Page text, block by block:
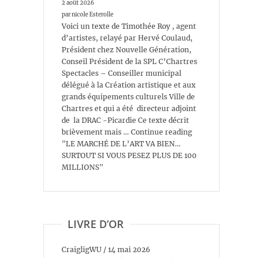
2 août 2026
par nicole Esterolle
Voici un texte de Timothée Roy , agent
d’artistes, relayé par Hervé Coulaud,
Président chez Nouvelle Génération,
Conseil Président de la SPL C’Chartres
Spectacles – Conseiller municipal
délégué à la Création artistique et aux
grands équipements culturels Ville de
Chartres et qui a été directeur adjoint
de la DRAC -Picardie Ce texte décrit
brièvement mais … Continue reading
"LE MARCHÉ DE L’ART VA BIEN…
SURTOUT SI VOUS PESEZ PLUS DE 100
MILLIONS"
LIVRE D’OR
CraigligWU / 14 mai 2026